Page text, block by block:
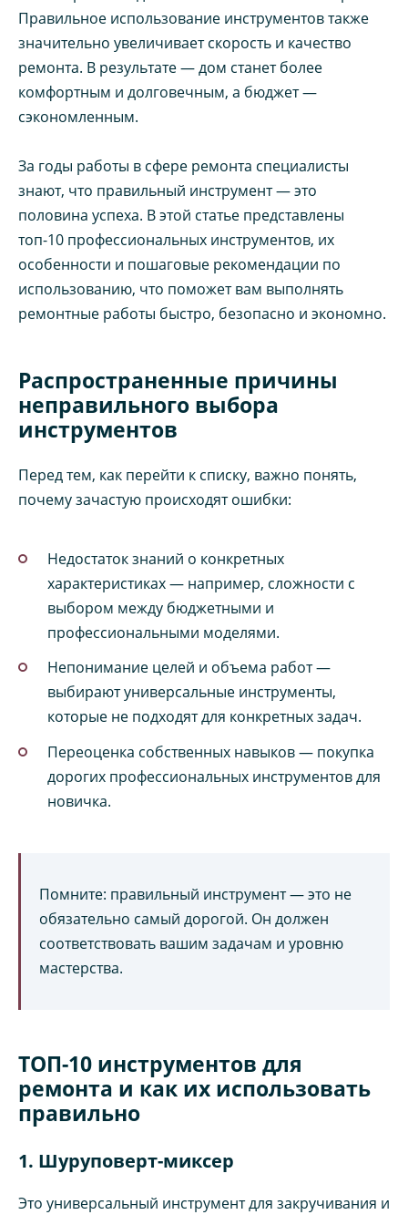
Правильное использование инструментов также
значительно увеличивает скорость и качество
ремонта. В результате — дом станет более
комфортным и долговечным, а бюджет —
сэкономленным.
За годы работы в сфере ремонта специалисты
знают, что правильный инструмент — это
половина успеха. В этой статье представлены
топ-10 профессиональных инструментов, их
особенности и пошаговые рекомендации по
использованию, что поможет вам выполнять
ремонтные работы быстро, безопасно и экономно.
Распространенные причины
неправильного выбора
инструментов
Перед тем, как перейти к списку, важно понять,
почему зачастую происходят ошибки:
Недостаток знаний о конкретных
характеристиках — например, сложности с
выбором между бюджетными и
профессиональными моделями.
Непонимание целей и объема работ —
выбирают универсальные инструменты,
которые не подходят для конкретных задач.
Переоценка собственных навыков — покупка
дорогих профессиональных инструментов для
новичка.
Помните: правильный инструмент — это не
обязательно самый дорогой. Он должен
соответствовать вашим задачам и уровню
мастерства.
ТОП-10 инструментов для
ремонта и как их использовать
правильно
1. Шуруповерт-миксер
Это универсальный инструмент для закручивания и